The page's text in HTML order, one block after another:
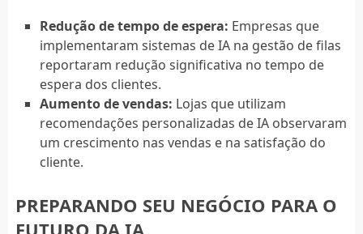
Redução de tempo de espera: Empresas que
implementaram sistemas de IA na gestão de filas
reportaram redução significativa no tempo de
espera dos clientes.
Aumento de vendas: Lojas que utilizam
recomendações personalizadas de IA observaram
um crescimento nas vendas e na satisfação do
cliente.
PREPARANDO SEU NEGÓCIO PARA O
FUTURO DA IA